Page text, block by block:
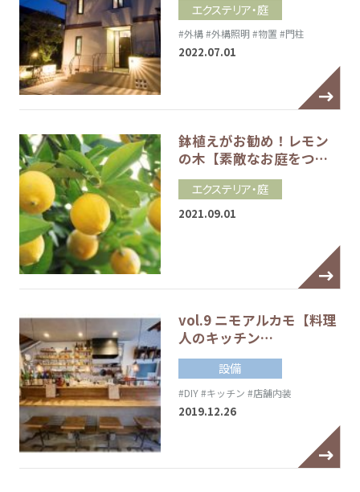
エクステリア・庭
#外構#外構照明 #物置 #門柱
2022.07.01
鉢植えがお勧め！レモン
の木【素敵なお庭をつ…
エクステリア・庭
2021.09.01
vol.9 ニモアルカモ【料理
人のキッチン…
設備
#DIY#キッチン #店舗内装
2019.12.26